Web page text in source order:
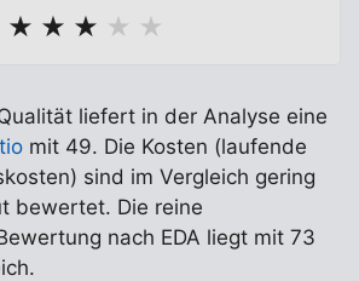
★ ★ ★ ★ ★
liefert in der Analyse eine
mit 49. Die Kosten (laufende
sind im Vergleich gering
bewertet. Die reine
nach EDA liegt mit 73